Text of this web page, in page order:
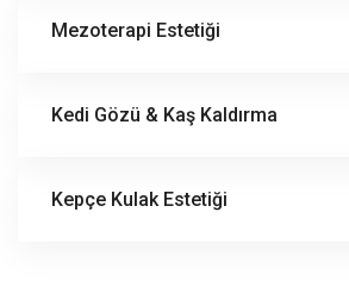
Mezoterapi Estetiği
Kedi Gözü & Kaş Kaldırma
Kepçe Kulak Estetiği